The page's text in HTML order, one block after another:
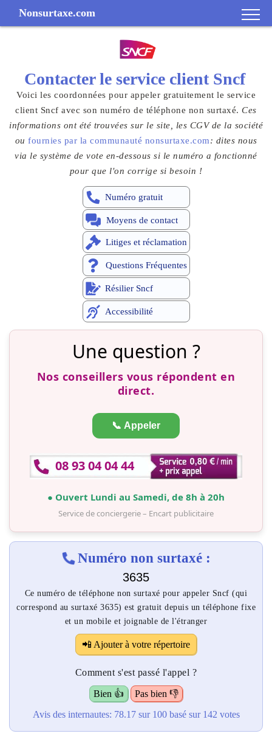
Nonsurtaxe.com
Contacter le service client Sncf
Voici les coordonnées pour appeler gratuitement le service
client Sncf avec son numéro de téléphone non surtaxé.Ces
informations ont été trouvées sur le site, les CGV de la société
ou fournies par la communauté nonsurtaxe.com: dites nous
via le système de vote en-dessous si le numéro a fonctionné
pour que l'on corrige si besoin !
Numéro gratuit
Moyens de contact
Litiges et réclamation
Questions Fréquentes
Résilier Sncf
Accessibilité
Une question ?
Nos conseillers vous répondent en
direct.
📞 Appeler
08 93 04 04 44
● Ouvert Lundi au Samedi, de 8h à 20h
Service de conciergerie – Encart publicitaire
Numéro non surtaxé :
3635
Ce numéro de téléphone non surtaxé pour appeler Sncf (qui
correspond au surtaxé 3635) est gratuit depuis un téléphone fixe
et un mobile et joignable de l'étranger
📲 Ajouter à votre répertoire
Comment s'est passé l'appel ?
Bien 👍
Pas bien 👎
Avis des internautes: 78.17sur 100basé sur 142 votes